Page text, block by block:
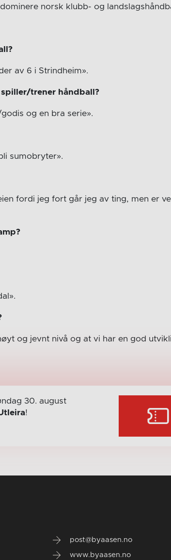
norsk klubb- og
av 6 i Strindheim».
trener håndball?
og en bra serie».
sumobryter».
fordi jeg fort går jeg av ting, men er
og jevnt nivå og at vi har en god
30. august
!
post@byaasen.no
www.byaasen.no